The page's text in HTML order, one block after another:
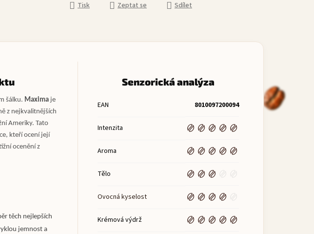
Tisk Zeptat se Sdílet
šálku. Maxima je
z nejkvalitnějších
Ameriky. Tato
kteří ocení její
ocenění z
těch nejlepších
jemnost a
Senzorická analýza
EAN 8010097200094
Intenzita
Aroma
Tělo
Ovocná kyselost
Krémová výdrž